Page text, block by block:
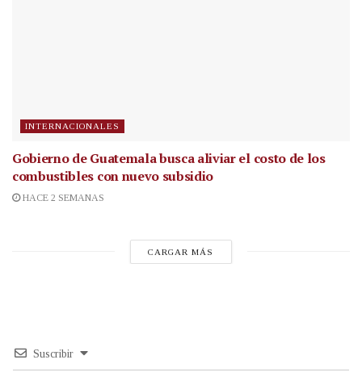
INTERNACIONALES
Gobierno de Guatemala busca aliviar el costo de los
combustibles con nuevo subsidio
HACE 2 SEMANAS
CARGAR MÁS
Suscribir